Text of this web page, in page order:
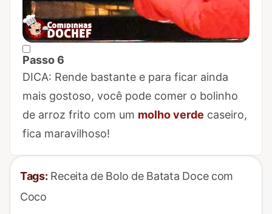
Passo 6
Marcar Passo 6 como concluído
DICA: Rende bastante e para ficar ainda
mais gostoso, você pode comer o bolinho
de arroz frito com um molho verde caseiro,
fica maravilhoso!
Tags: Receita de Bolo de Batata Doce com
Coco